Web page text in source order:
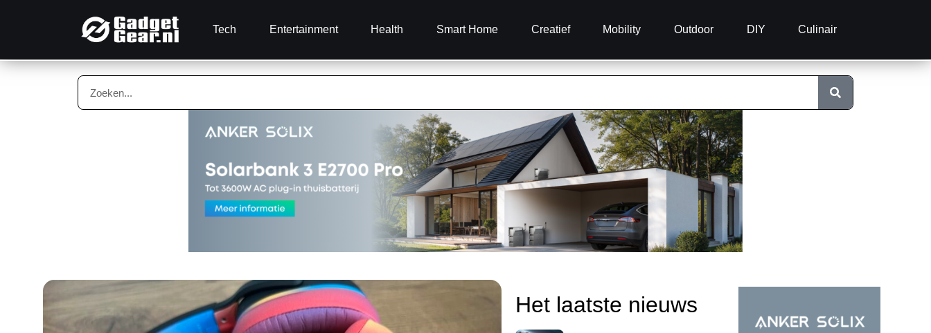
Tech Entertainment Health Smart Home Creatief Mobility Outdoor DIY Culinair
Het laatste nieuws